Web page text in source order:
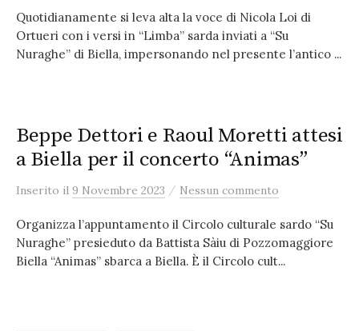
Quotidianamente si leva alta la voce di Nicola Loi di
Ortueri con i versi in “Limba” sarda inviati a “Su
Nuraghe” di Biella, impersonando nel presente l’antico ...
Beppe Dettori e Raoul Moretti attesi
a Biella per il concerto “Animas”
Inserito il 9 Novembre 2023 / Nessun commento
Organizza l’appuntamento il Circolo culturale sardo “Su
Nuraghe” presieduto da Battista Sàiu di Pozzomaggiore
Biella “Animas” sbarca a Biella. È il Circolo cult...